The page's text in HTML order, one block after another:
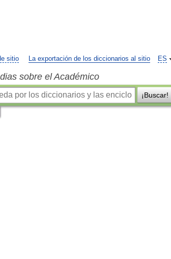
ES
sitio La exportación de los diccionarios al sitio
sobre el Académico
¡Buscar!